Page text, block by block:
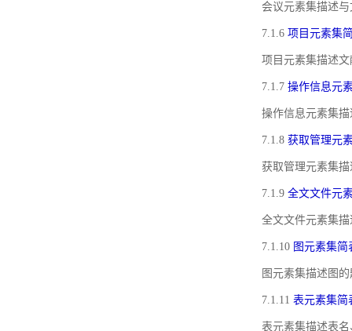
会议元素集描述
7.1.6 项目元素集
项目元素集描述
7.1.7 操作信息元
操作信息元素集
7.1.8 获取管理元
获取管理元素集
7.1.9 全文文件元
全文文件元素集
7.1.10 图元素集简
图元素集描述图
7.1.11 表元素集简
表元素集描述表